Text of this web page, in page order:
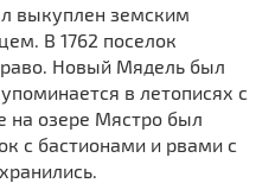
выкуплен земским
В 1762 поселок
Новый Мядель был
в летописях с
на озере Мястро был
с бастионами и рвами с